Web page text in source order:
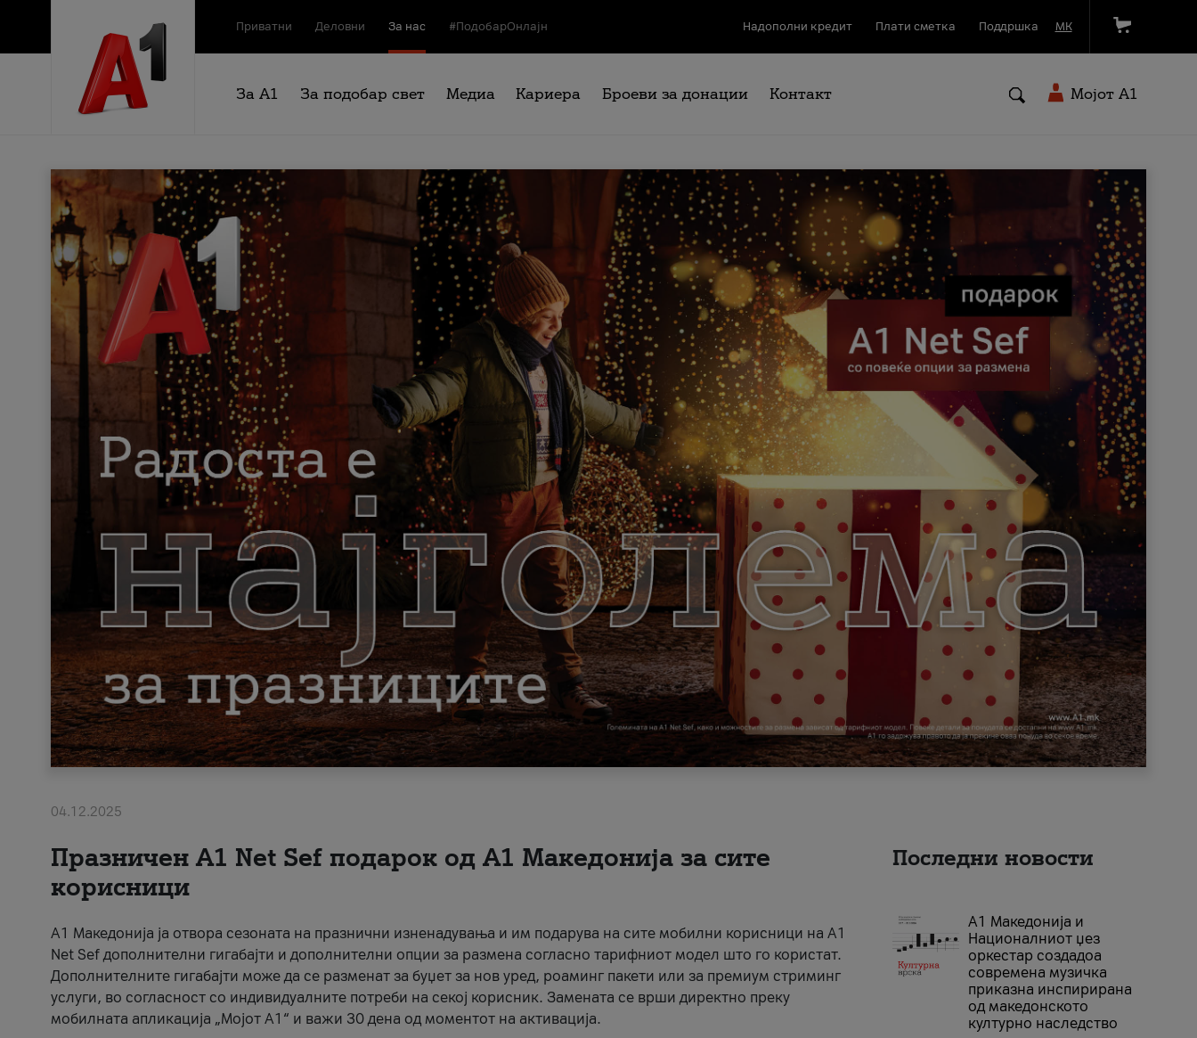
Приватни Деловни За нас #ПодобарОнлајн Надополни кредит Плати сметка Поддршка МК
За А1 За подобар свет Медиа Кариера Броеви за донации Контакт Мојот A1
04.12.2025
Празничен A1 Net Sеf подарок од А1 Македонија за сите
корисници
А1 Македонија ја отвора сезоната на празнични изненадувања и им подарува на сите мобилни корисници на A1
Net Sef дополнителни гигабајти и дополнителни опции за размена согласно тарифниот модел што го користат.
Дополнителните гигабајти може да се разменат за буџет за нов уред, роаминг пакети или за премиум стриминг
услуги, во согласност со индивидуалните потреби на секој корисник. Замената се врши директно преку
мобилната апликација „Мојот А1“ и важи 30 дена од моментот на активација.
Последни новости
А1 Македонија и
Националниот џез
оркестар создадоа
современа музичка
приказна инспирирана
од македонското
културно наследство